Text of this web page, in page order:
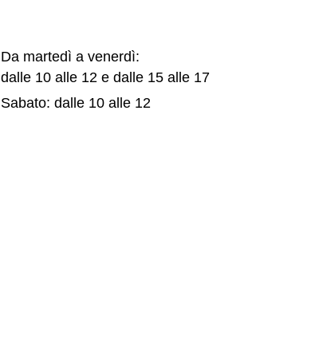
Da martedì a venerdì:
dalle 10 alle 12 e dalle 15 alle 17
Sabato: dalle 10 alle 12